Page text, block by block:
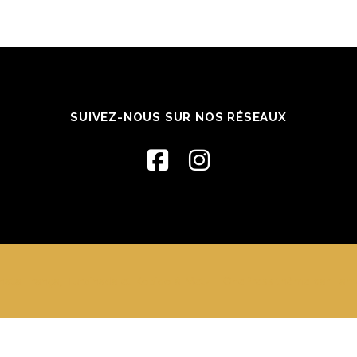
SUIVEZ-NOUS SUR NOS RÉSEAUX